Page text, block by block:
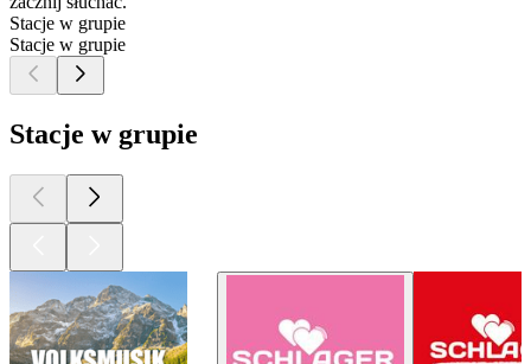
Stacje w grupie
Stacje w grupie
Stacje w grupie